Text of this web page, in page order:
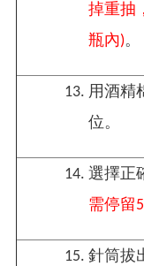
掉重抽
瓶內)。
用酒精
位。
選擇正
需停留
針筒拔